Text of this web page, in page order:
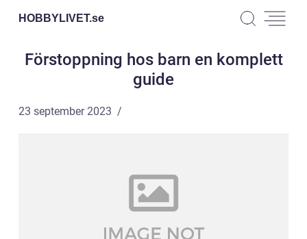
HOBBYLIVET.se
Förstoppning hos barn en komplett
guide
23 september 2023